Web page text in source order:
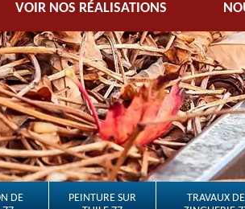
VOIR NOS RÉALISATIONS
DE
PEINTURE SUR
TRAVAUX DE